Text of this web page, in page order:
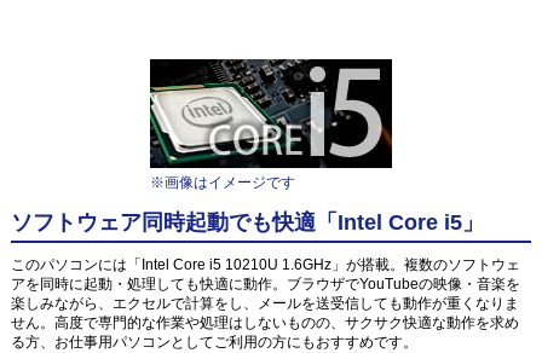
※画像はイメージです
ソフトウェア同時起動でも快適「Intel Core i5」
このパソコンには「Intel Core i5 10210U 1.6GHz」が搭載。複数のソフトウェ
アを同時に起動・処理しても快適に動作。ブラウザでYouTubeの映像・音楽を
楽しみながら、エクセルで計算をし、メールを送受信しても動作が重くなりま
せん。高度で専門的な作業や処理はしないものの、サクサク快適な動作を求め
る方、お仕事用パソコンとしてご利用の方にもおすすめです。